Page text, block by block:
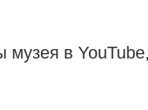
музея в